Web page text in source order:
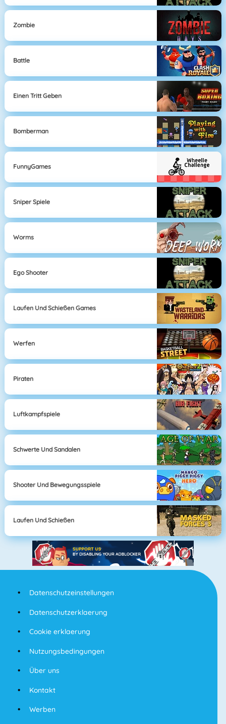
Zombie
Battle
Einen Tritt Geben
Bomberman
FunnyGames
Sniper Spiele
Worms
Ego Shooter
Laufen Und Schießen Games
Werfen
Piraten
Luftkampfspiele
Schwerte Und Sandalen
Shooter Und Bewegungsspiele
Laufen Und Schießen
Datenschutzeinstellungen
Datenschutzerklaerung
Cookie erklaerung
Nutzungsbedingungen
Über uns
Kontakt
Werben